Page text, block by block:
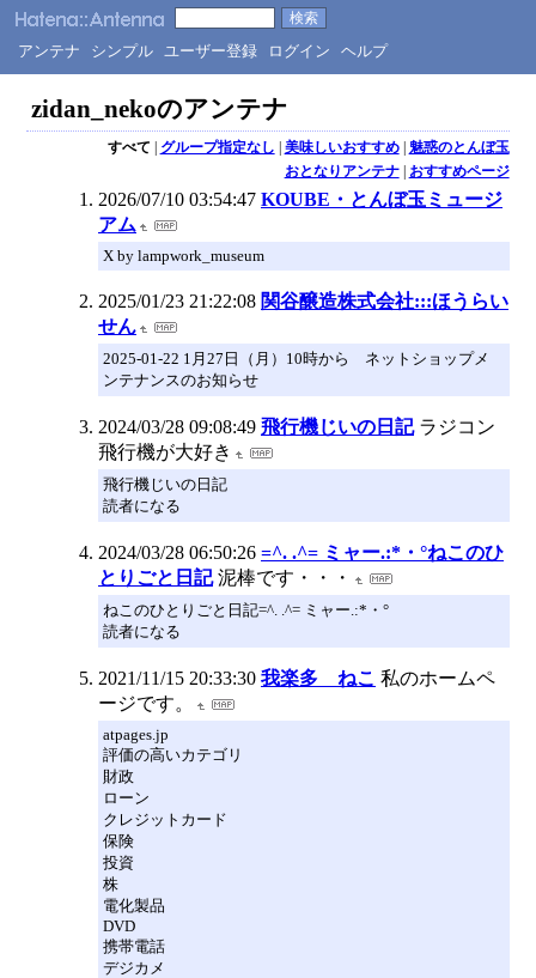
アンテナ シンプル ユーザー登録 ログイン ヘルプ
zidan_nekoのアンテナ
すべて | グループ指定なし | 美味しいおすすめ| 魅惑のとんぼ玉
おとなりアンテナ| おすすめページ
2026/07/10 03:54:47 KOUBE・とんぼ玉ミュージ
アム
X by lampwork_museum
2025/01/23 21:22:08 関谷醸造株式会社:::ほうらい
せん
2025-01-22 1月27日（月）10時から ネットショップメ
ンテナンスのお知らせ
2024/03/28 09:08:49 飛行機じいの日記 ラジコン
飛行機が大好き
飛行機じいの日記
読者になる
2024/03/28 06:50:26 =^. .^= ミャー.:*・°ねこのひ
とりごと日記 泥棒です・・・
ねこのひとりごと日記=^. .^= ミャー.:*・°
読者になる
2021/11/15 20:33:30 我楽多 ねこ 私のホームペ
ージです。
atpages.jp
評価の高いカテゴリ
財政
ローン
クレジットカード
保険
投資
株
電化製品
DVD
携帯電話
デジカメ